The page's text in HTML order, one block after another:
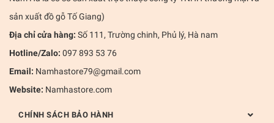
sản xuất đồ gỗ Tố Giang)
Địa chỉ cửa hàng: Số 111, Trường chinh, Phủ lý, Hà nam
Hotline/Zalo: 097 893 53 76
Email: Namhastore79@gmail.com
Website: Namhastore.com
CHÍNH SÁCH BẢO HÀNH